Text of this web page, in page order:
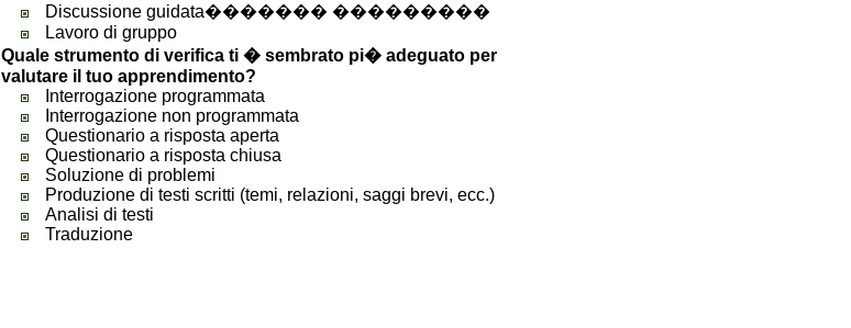
Discussione guidata������� ���������
Lavoro di gruppo
Quale strumento di verifica ti � sembrato pi� adeguato per
valutare il tuo apprendimento?
Interrogazione programmata
Interrogazione non programmata
Questionario a risposta aperta
Questionario a risposta chiusa
Soluzione di problemi
Produzione di testi scritti (temi, relazioni, saggi brevi, ecc.)
Analisi di testi
Traduzione